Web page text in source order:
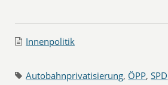
Innenpolitik
Autobahnprivatisierung, ÖPP,SPD